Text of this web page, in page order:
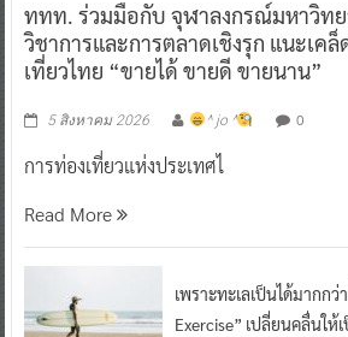
ททท. ร่วมมือกับ จุฬาลงกรณ์มหาวิท
วิชาการและการตลาดเชิงรุก แนะเค
เที่ยวไทย “ขายได้ ขายดี ขายนาน”
5 สิงหาคม 2026 ^ jo ^ 0
การท่องเที่ยวแห่งประเทศไ
Read More
เพราะทะเลเป็นได้มากก
Exercise” เปลี่ยนคลื่นให้